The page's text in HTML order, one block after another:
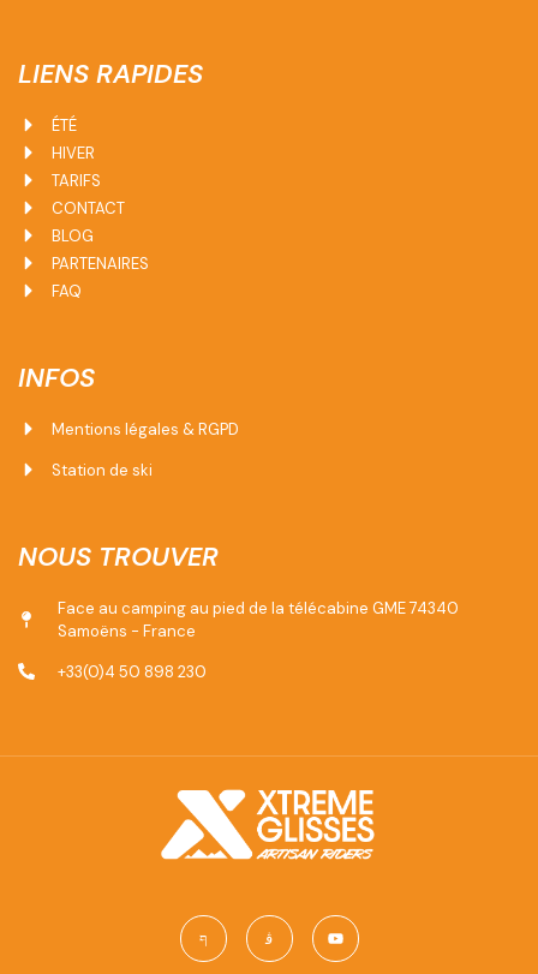
LIENS RAPIDES
ÉTÉ
HIVER
TARIFS
CONTACT
BLOG
PARTENAIRES
FAQ
INFOS
Mentions légales & RGPD
Station de ski
NOUS TROUVER
Face au camping au pied de la télécabine GME 74340
Samoëns - France
+33(0)4 50 898 230